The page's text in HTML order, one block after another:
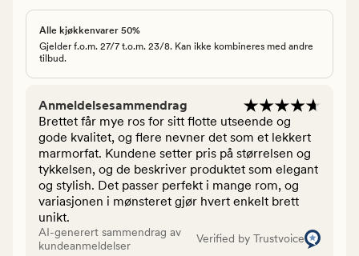
Alle kjøkkenvarer 50%
Gjelder f.o.m. 27/7 t.o.m. 23/8. Kan ikke kombineres med andre
tilbud.
Anmeldelsesammendrag
Brettet får mye ros for sitt flotte utseende og
gode kvalitet, og flere nevner det som et lekkert
marmorfat. Kundene setter pris på størrelsen og
tykkelsen, og de beskriver produktet som elegant
og stylish. Det passer perfekt i mange rom, og
variasjonen i mønsteret gjør hvert enkelt brett
unikt.
AI-generert sammendrag av
kundeanmeldelser
Verified by Trustvoice